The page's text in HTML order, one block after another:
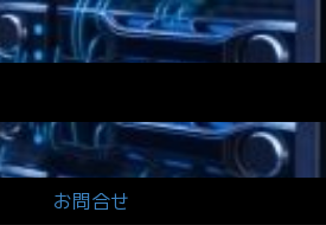
お問合せ